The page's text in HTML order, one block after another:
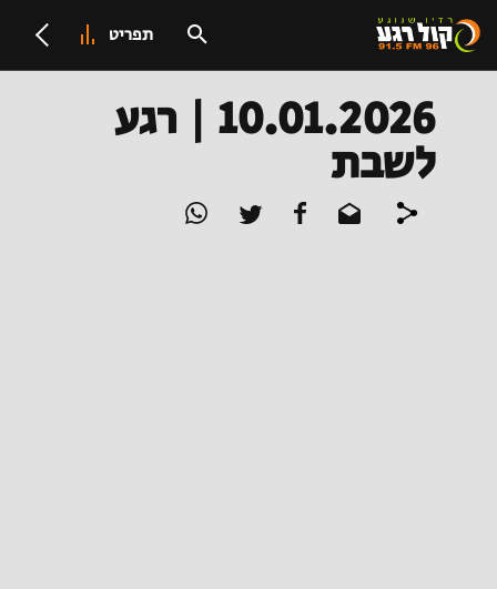
תפריט
10.01.2026 | רגע
לשבת